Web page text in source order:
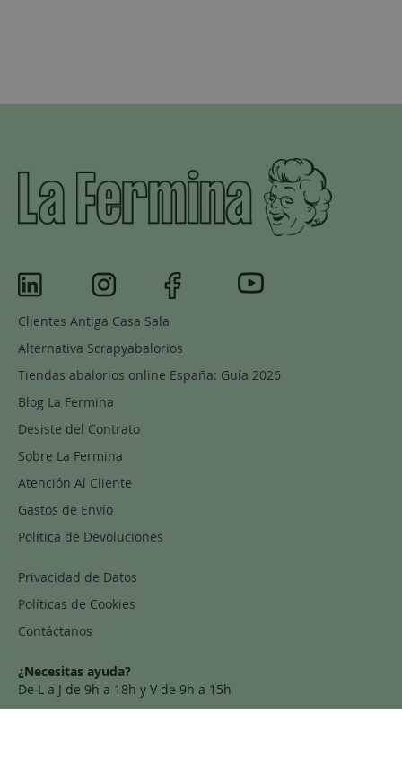
Clientes Antiga Casa Sala
Alternativa Scrapyabalorios
Tiendas abalorios online España: Guía 2026
Blog La Fermina
Desiste del Contrato
Sobre La Fermina
Atención Al Cliente
Gastos de Envío
Política de Devoluciones
Privacidad de Datos
Políticas de Cookies
Contáctanos
¿Necesitas ayuda?
De L a J de 9h a 18h y V de 9h a 15h